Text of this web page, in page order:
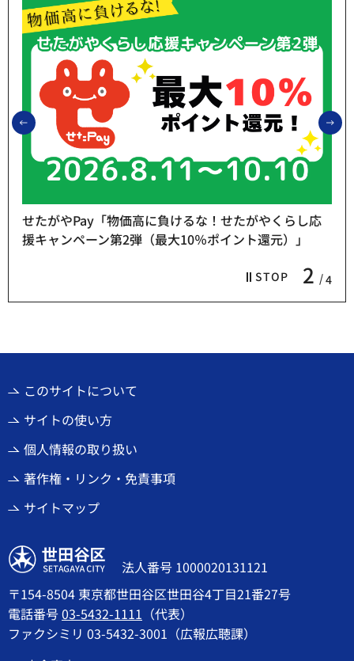
前のスライドを表示
STOP 2 4
せたがやPay「物価高に負けるな！せたがやくらし応
援キャンペーン第2弾（最大10％ポイント還元）」
このサイトについて
サイトの使い方
個人情報の取り扱い
著作権・リンク・免責事項
サイトマップ
世田谷区
法人番号 1000020131121
〒154-8504 東京都世田谷区世田谷4丁目21番27号
電話番号03-5432-1111 （代表）
ファクシミリ 03-5432-3001（広報広聴課）